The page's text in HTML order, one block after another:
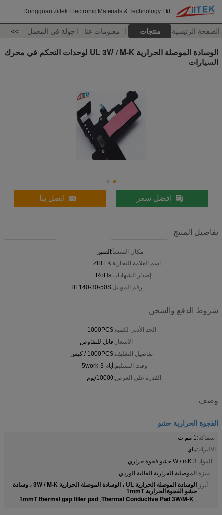
Dongguan Ziitek Electronic Materials & Technology Ltd.
الصفحة الرئيسية منتجات معلومات عنا جولة في المعمل >>
الوسادة الموصلة الحرارية UL 3W / M-K لوحدات التحكم في محرك
السيارات
افضل سعر اتصل بنا
تفاصيل المنتج
مكان المنشأ:الصين
اسم العلامة التجارية:ZIITEK
إصدار الشهادات:RoHs
رقم الموديل:TIF140-30-50S
شروط الدفع والشحن
الحد الأدنى لكمية:1000PCS
الأسعار:قابل للتفاوض
تفاصيل التغليف:1000PCS / كيس
وقت التسليم:أيام 3-5work
القدرة على العرض:10000/يوم
وصف
الفجوة الحرارية حشو
سماكة:1 مم ت
الالتزام:ماي
المواد:3 W / mK حشو فجوة حراري
ميزة:الموصلية الحرارية العالية الوردي
أبرز:
الوسادة الموصلة الحرارية UL ، الوسادة الموصلة الحرارية 3W / M-K ، وسادة
حشو الفجوة الحرارية 1mmT
,
Thermal Conductive Pad 3W/M-K
,
1mmT thermal gap filler pad